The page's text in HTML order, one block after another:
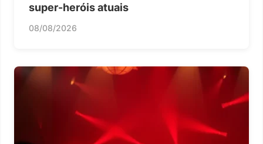
super-heróis atuais
08/08/2026